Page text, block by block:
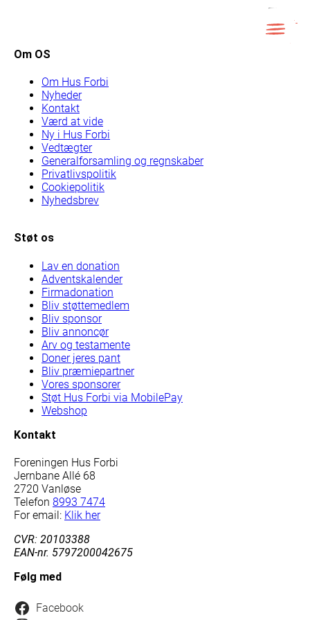
Om OS
Om Hus Forbi
Nyheder
Kontakt
Værd at vide
Ny i Hus Forbi
Vedtægter
Generalforsamling og regnskaber
Privatlivspolitik
Cookiepolitik
Nyhedsbrev
Støt os
Lav en donation
Adventskalender
Firmadonation
Bliv støttemedlem
Bliv sponsor
Bliv annoncør
Arv og testamente
Doner jeres pant
Bliv præmiepartner
Vores sponsorer
Støt Hus Forbi via MobilePay
Webshop
Kontakt
Foreningen Hus Forbi
Jernbane Allé 68
2720 Vanløse
Telefon 8993 7474
For email: Klik her
CVR: 20103388
EAN-nr. 5797200042675
Følg med
Facebook
LUK